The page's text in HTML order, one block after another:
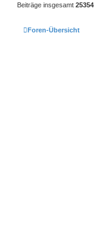
Beiträge insgesamt 25354
Foren-Übersicht